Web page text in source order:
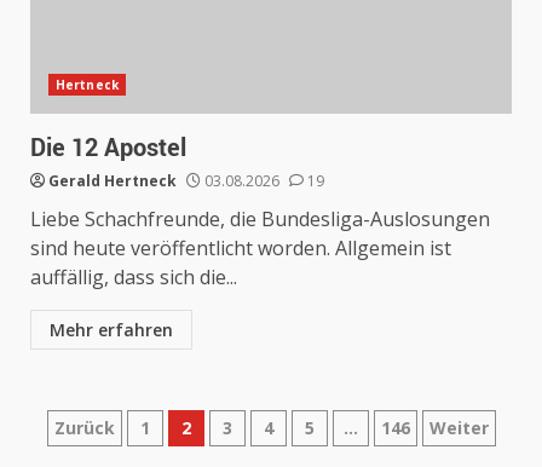
Hertneck
Die 12 Apostel
Gerald Hertneck 03.08.2026 19
Liebe Schachfreunde, die Bundesliga-Auslosungen
sind heute veröffentlicht worden. Allgemein ist
auffällig, dass sich die...
Mehr erfahren
Seitennummerierung
Zurück 1 2 3 4 5 … 146 Weiter